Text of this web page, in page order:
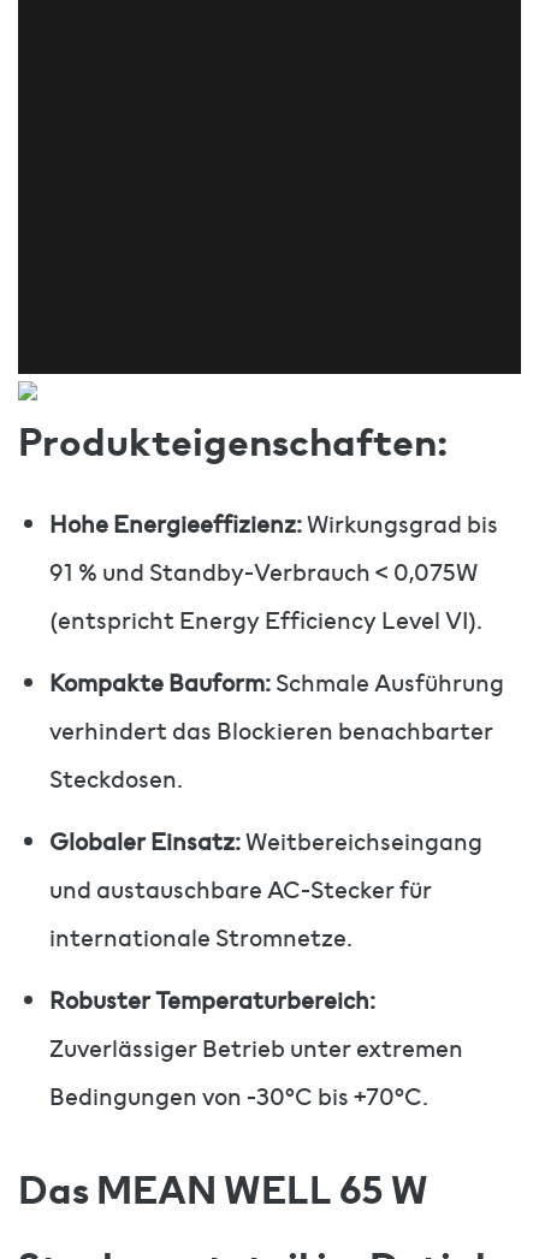
Produkteigenschaften:
Hohe Energieeffizienz:Wirkungsgrad bis
91 % und Standby-Verbrauch < 0,075W
(entspricht Energy Efficiency Level VI).
Kompakte Bauform:Schmale Ausführung
verhindert das Blockieren benachbarter
Steckdosen.
Globaler Einsatz:Weitbereichseingang
und austauschbare AC-Stecker für
internationale Stromnetze.
Robuster Temperaturbereich:
Zuverlässiger Betrieb unter extremen
Bedingungen von -30°C bis +70°C.
Das MEAN WELL 65 W